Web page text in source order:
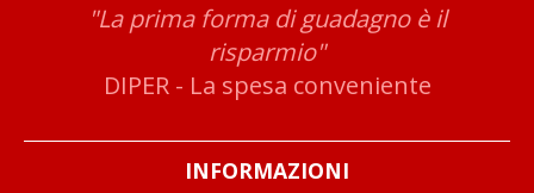
"La prima forma di guadagno è il
risparmio"
DIPER - La spesa conveniente
INFORMAZIONI